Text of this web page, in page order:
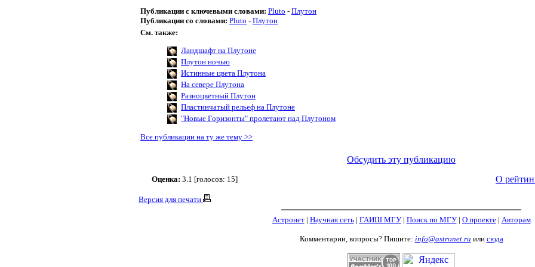
Публикации с ключевыми словами: Pluto - Плутон
Публикации со словами: Pluto - Плутон
См. также:
Ландшафт на Плутоне
Плутон ночью
Истинные цвета Плутона
На севере Плутона
Разноцветный Плутон
Пластинчатый рельеф на Плутоне
"Новые Горизонты" пролетают над Плутоном
Все публикации на ту же тему >>
Обсудить эту публикацию
Оценка: 3.1 [голосов: 15] О
Версия для печати
Астронет| Научная сеть| ГАИШ МГУ| Поиск по МГУ| О проекте| Авторам
Комментарии, вопросы? Пишите: info@astronet.ru или сюда